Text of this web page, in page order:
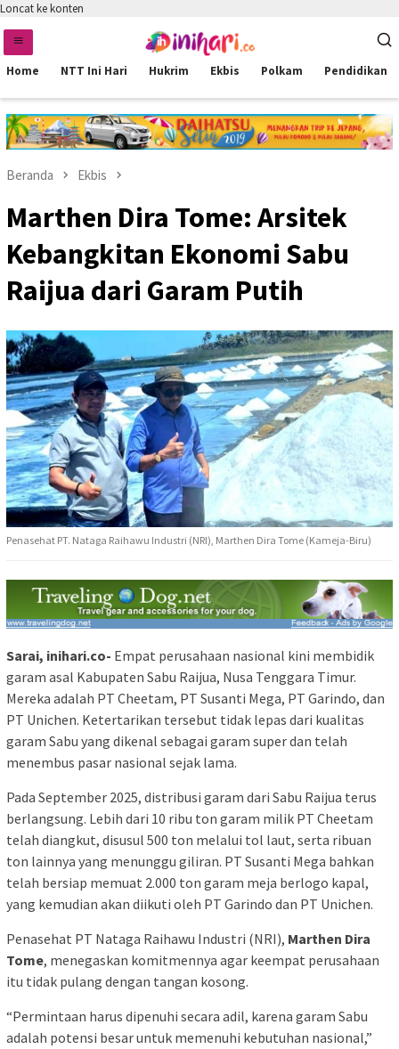
Loncat ke konten
Home NTT Ini Hari Hukrim Ekbis Polkam Pendidikan
Beranda Ekbis
Marthen Dira Tome: Arsitek
Kebangkitan Ekonomi Sabu
Raijua dari Garam Putih
Penasehat PT. Nataga Raihawu Industri (NRI), Marthen Dira Tome (Kameja-Biru)
Sarai, inihari.co- Empat perusahaan nasional kini membidik
garam asal Kabupaten Sabu Raijua, Nusa Tenggara Timur.
Mereka adalah PT Cheetam, PT Susanti Mega, PT Garindo, dan
PT Unichen. Ketertarikan tersebut tidak lepas dari kualitas
garam Sabu yang dikenal sebagai garam super dan telah
menembus pasar nasional sejak lama.
Pada September 2025, distribusi garam dari Sabu Raijua terus
berlangsung. Lebih dari 10 ribu ton garam milik PT Cheetam
telah diangkut, disusul 500 ton melalui tol laut, serta ribuan
ton lainnya yang menunggu giliran. PT Susanti Mega bahkan
telah bersiap memuat 2.000 ton garam meja berlogo kapal,
yang kemudian akan diikuti oleh PT Garindo dan PT Unichen.
Penasehat PT Nataga Raihawu Industri (NRI), Marthen Dira
Tome, menegaskan komitmennya agar keempat perusahaan
itu tidak pulang dengan tangan kosong.
“Permintaan harus dipenuhi secara adil, karena garam Sabu
adalah potensi besar untuk memenuhi kebutuhan nasional,”